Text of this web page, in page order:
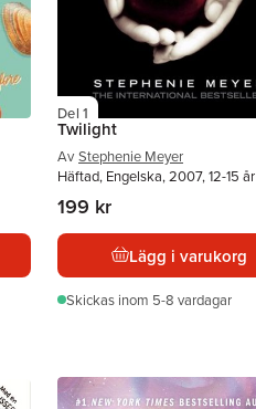
Del 1
Twilight
Av Stephenie Meyer
Häftad, Engelska, 2007, 12-15 år
199 kr
Lägg i varukorg
Skickas inom 5-8 vardagar